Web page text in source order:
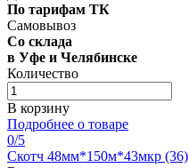
По тарифам ТК
Самовывоз
Со склада
в Уфе и Челябинске
Количество
В корзину
Подробнее о товаре
0/5
Скотч 48мм*150м*43мкр (36)